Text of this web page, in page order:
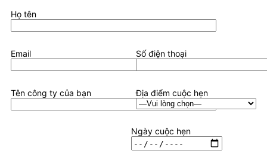
Họ tên
Email Số điện thoại
Tên công ty của bạn Địa điểm cuộc hẹn
Ngày cuộc hẹn